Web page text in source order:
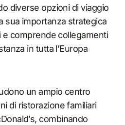
diverse opzioni di viaggio
sua importanza strategica
e comprende collegamenti
in tutta l’Europa
un ampio centro
di ristorazione familiari
combinando